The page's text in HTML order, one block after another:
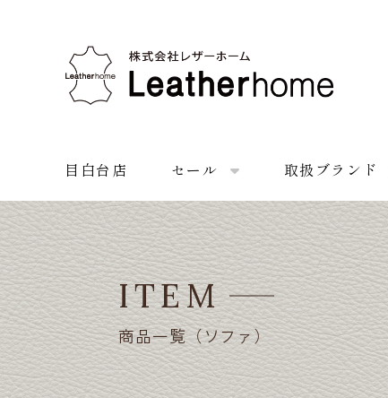
株式会社レザーホーム
目白台店 セール 取扱ブランド
ITEM
商品一覧（ソファ）